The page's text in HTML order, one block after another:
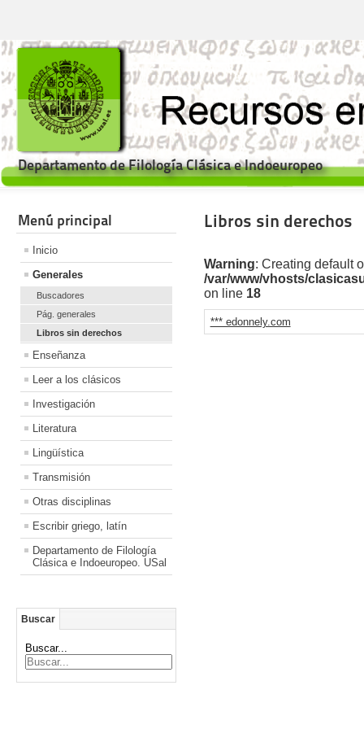
Departamento de Filología Clásica e Indoeuropeo
Menú principal
Inicio
Generales
Buscadores
Pág. generales
Libros sin derechos
Enseñanza
Leer a los clásicos
Investigación
Literatura
Lingüística
Transmisión
Otras disciplinas
Escribir griego, latín
Departamento de Filología
Clásica e Indoeuropeo. USal
Buscar
Buscar...
Libros sin derechos
Warning: Creating default
/var/www/vhosts/
on line 18
*** edonnely.com